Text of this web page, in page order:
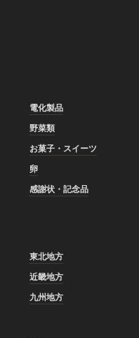
電化製品
野菜類
お菓子・スイーツ
卵
感謝状・記念品
東北地方
近畿地方
九州地方